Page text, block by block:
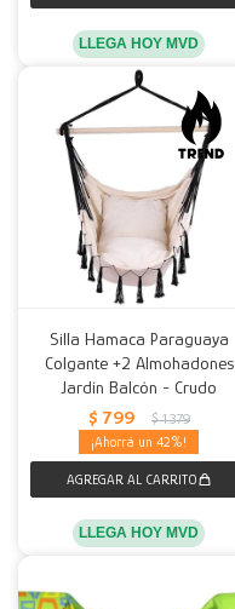
LLEGA HOY MVD
Silla Hamaca Paraguaya
Colgante +2 Almohadones
Jardín Balcón - Crudo
$ 799 $ 1.379
42
LLEGA HOY MVD